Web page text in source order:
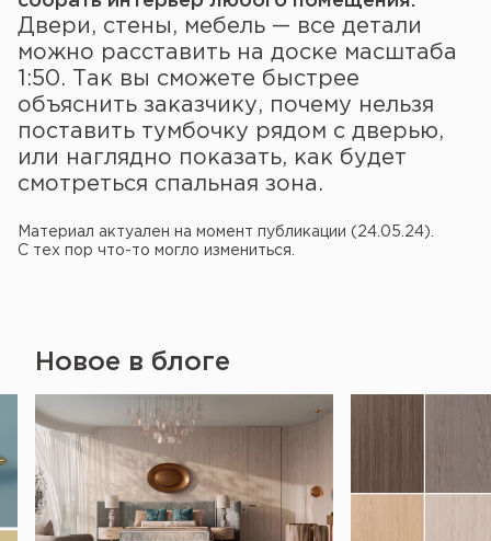
Двери, стены, мебель — все детали
можно расставить на доске масштаба
1:50. Так вы сможете быстрее
объяснить заказчику, почему нельзя
поставить тумбочку рядом с дверью,
или наглядно показать, как будет
смотреться спальная зона.
Материал актуален на момент публикации (24.05.24).
С тех пор что-то могло измениться.
Новое в блоге